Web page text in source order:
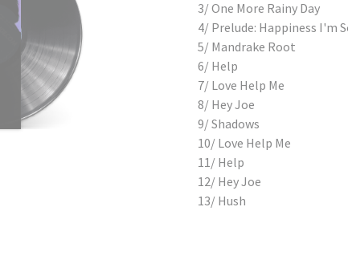
3/ One More Rainy Day
4/ Prelude: Happiness I'm
5/ Mandrake Root
6/ Help
7/ Love Help Me
8/ Hey Joe
9/ Shadows
10/ Love Help Me
11/ Help
12/ Hey Joe
13/ Hush